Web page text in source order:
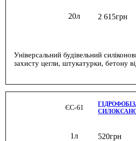
20л 2 615грн
Універсальний будівельний
захисту цегли, штукатурки, бетону
ЄС-61
1л 520грн